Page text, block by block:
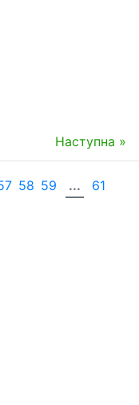
Наступна »
58 59 ... 61